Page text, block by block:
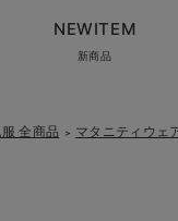
NEWITEM
新商品
全商品 ＞ マタニティウェ